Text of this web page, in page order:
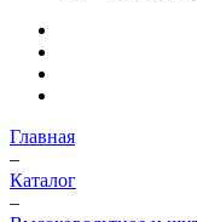
Главная
–
Каталог
–